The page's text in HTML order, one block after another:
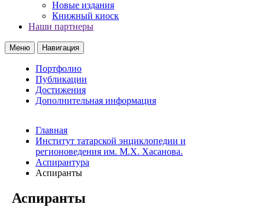
Новые издания
Книжный киоск
Наши партнеры
Меню Навигация
Портфолио
Публикации
Достижения
Дополнительная информация
Главная
Институт татарской энциклопедии и
регионоведения им. М.Х. Хасанова.
Аспирантура
Аспиранты
Аспиранты